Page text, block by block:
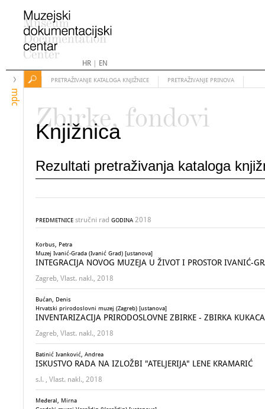
HR| EN
mdc
PRETRAŽIVANJE KATALOGA KNJIŽNICE PRETRAŽIVANJE PRINOVA
Zbirke, fondovi
Knjižnica
Rezultati pretraživanja kataloga
PREDMETNICE stručni rad GODINA 2018
Korbus, Petra
Muzej Ivanić-Grada (Ivanić Grad) [ustanova]
INTEGRACIJA NOVOG MUZEJA U ŽIVOT I PROSTOR
Zagreb, Vlast. nakl., 2018
Bućan, Denis
Hrvatski prirodoslovni muzej (Zagreb) [ustanova]
INVENTARIZACIJA PRIRODOSLOVNE ZBIRKE - ZBIRKA
Zagreb, Vlast. nakl., 2018
Batinić Ivanković, Andrea
ISKUSTVO RADA NA IZLOŽBI "ATELJERIJA" LENE KRAMARIĆ
s.l. , Vlast. nakl., 2018
Međeral, Mirna